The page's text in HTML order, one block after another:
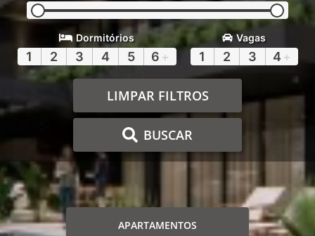
Dormitórios
1 2 3 4 5 6 +
Vagas
1 2 3 4 +
LIMPAR FILTROS
BUSCAR
APARTAMENTOS